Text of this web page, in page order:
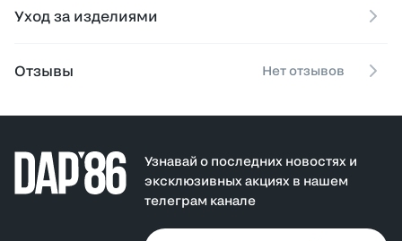
механики.
тёплую погоду и в прохладные дни под лёгкий слой.
Уход за изделиями
Отзывы Нет отзывов
Узнавай о последних новостях и
эксклюзивных акциях в нашем
телеграм канале